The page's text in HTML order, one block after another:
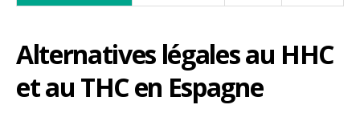
Alternatives légales au HHC
et au THC en Espagne